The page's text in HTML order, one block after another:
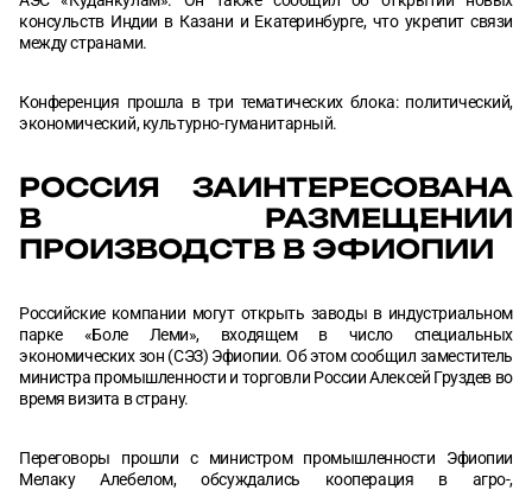
консульств Индии в Казани и Екатеринбурге, что укрепит связи
между странами.
Конференция прошла в три тематических блока: политический,
экономический, культурно-гуманитарный.
РОССИЯ ЗАИНТЕРЕСОВАНА
В РАЗМЕЩЕНИИ
ПРОИЗВОДСТВ В ЭФИОПИИ
Российские компании могут открыть заводы в индустриальном
парке «Боле Леми», входящем в число специальных
экономических зон (СЭЗ) Эфиопии. Об этом сообщил заместитель
министра промышленности и торговли России Алексей Груздев во
время визита в страну.
Переговоры прошли с министром промышленности Эфиопии
Мелаку Алебелом, обсуждались кооперация в агро-,